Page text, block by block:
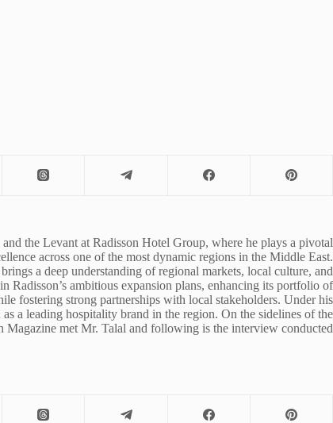
the Levant at Radisson Hotel Group, where he plays a pivotal
across one of the most dynamic regions in the Middle East.
a deep understanding of regional markets, local culture, and
Radisson’s ambitious expansion plans, enhancing its portfolio of
fostering strong partnerships with local stakeholders. Under his
a leading hospitality brand in the region. On the sidelines of the
met Mr. Talal and following is the interview conducted.